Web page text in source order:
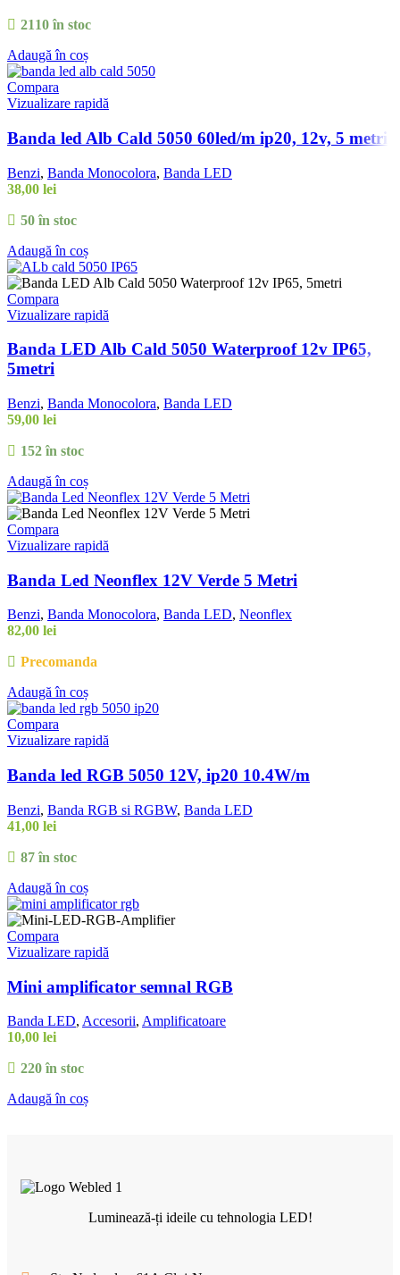
2110 în stoc
Adaugă în coș
Compara
Vizualizare rapidă
Banda led Alb Cald 5050 60led/m ip20, 12v, 5 metri
Benzi, Banda Monocolora, Banda LED
38,00 lei
50 în stoc
Adaugă în coș
Compara
Vizualizare rapidă
Banda LED Alb Cald 5050 Waterproof 12v IP65,
5metri
Benzi, Banda Monocolora, Banda LED
59,00 lei
152 în stoc
Adaugă în coș
Compara
Vizualizare rapidă
Banda Led Neonflex 12V Verde 5 Metri
Benzi, Banda Monocolora, Banda LED, Neonflex
82,00 lei
Precomanda
Adaugă în coș
Compara
Vizualizare rapidă
Banda led RGB 5050 12V, ip20 10.4W/m
Benzi, Banda RGB si RGBW, Banda LED
41,00 lei
87 în stoc
Adaugă în coș
Compara
Vizualizare rapidă
Mini amplificator semnal RGB
Banda LED, Accesorii, Amplificatoare
10,00 lei
220 în stoc
Adaugă în coș
Luminează-ți ideile cu tehnologia LED!